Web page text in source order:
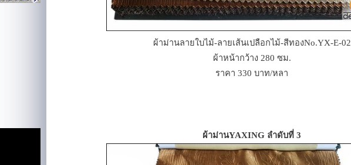
ผ้าม่านลายใบไม้-ลายเส้นเปลือกไม้-สีทองNo.YX-E-02
ผ้าหน้ากว้าง 280 ซม.
ราคา 330 บาท/หลา
ผ้าม่านYAXING ลำดับที่ 3